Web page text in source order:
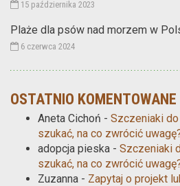
15 października 2023
Plaże dla psów nad morzem w
6 czerwca 2024
OSTATNIO KOMENTOWANE
Aneta Cichoń - Szczeniaki
szukać, na co zwrócić
adopcja pieska - Szczeniaki
szukać, na co zwrócić
Zuzanna - Zapytaj o projekt